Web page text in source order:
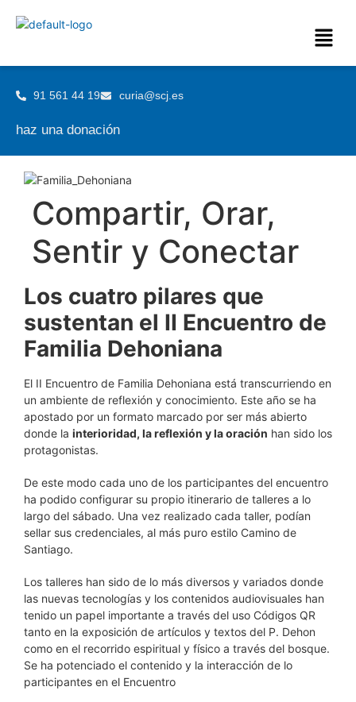
91 561 44 19 curia@scj.es
haz una donación
Compartir, Orar,
Sentir y Conectar
Los cuatro pilares que
sustentan el II Encuentro de
Familia Dehoniana
El II Encuentro de Familia Dehoniana está transcurriendo en
un ambiente de reflexión y conocimiento. Este año se ha
apostado por un formato marcado por ser más abierto
donde la interioridad, la reflexión y la oración han sido los
protagonistas.
De este modo cada uno de los participantes del encuentro
ha podido configurar su propio itinerario de talleres a lo
largo del sábado. Una vez realizado cada taller, podían
sellar sus credenciales, al más puro estilo Camino de
Santiago.
Los talleres han sido de lo más diversos y variados donde
las nuevas tecnologías y los contenidos audiovisuales han
tenido un papel importante a través del uso Códigos QR
tanto en la exposición de artículos y textos del P. Dehon
como en el recorrido espiritual y físico a través del bosque.
Se ha potenciado el contenido y la interacción de lo
participantes en el Encuentro